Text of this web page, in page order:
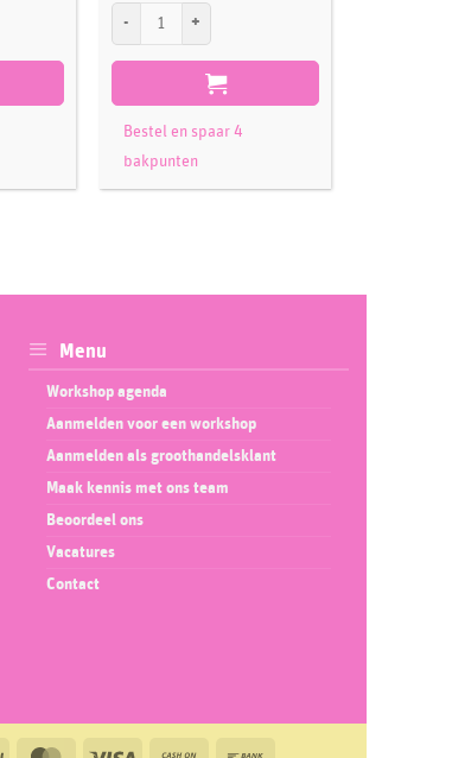
Bestel en spaar 4
bakpunten
Menu
Workshop agenda
Aanmelden voor een workshop
Aanmelden als groothandelsklant
Maak kennis met ons team
Beoordeel ons
Vacatures
Contact